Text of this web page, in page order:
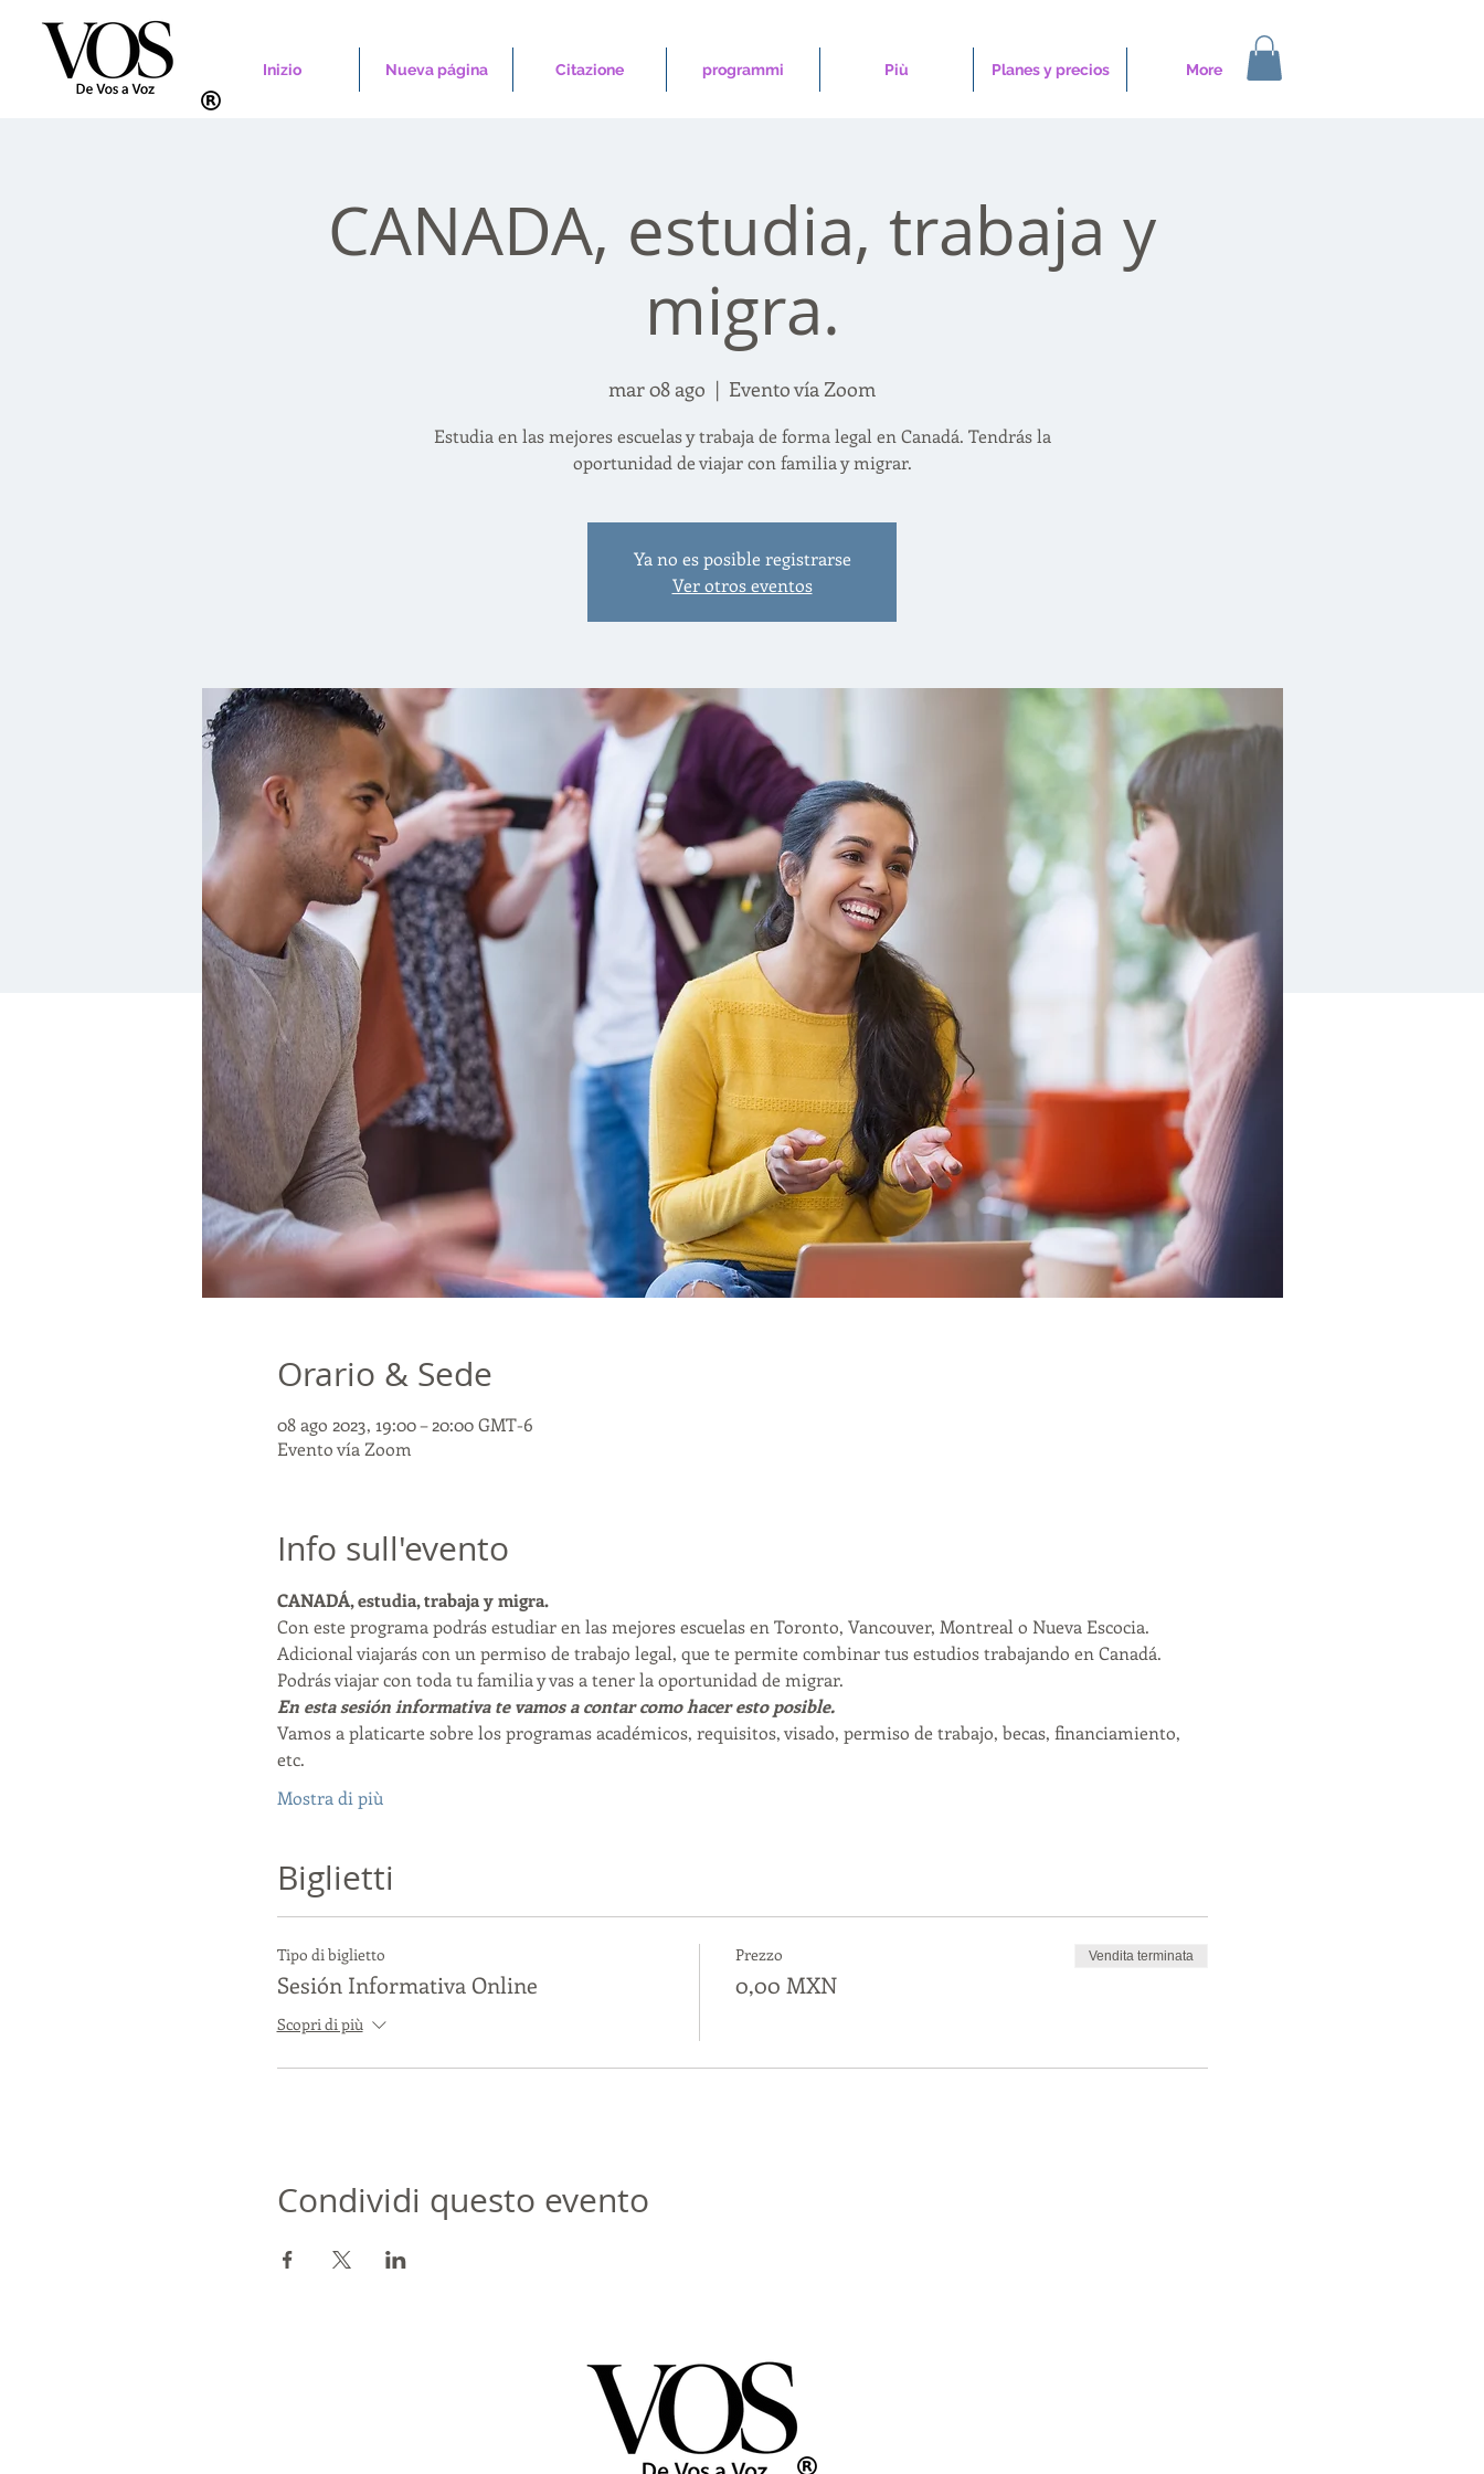
Inizio Nueva página Citazione programmi Più Planes y precios More
CANADA, estudia, trabaja y
migra.
mar 08 ago
  |
Evento vía Zoom
Estudia en las mejores escuelas y trabaja de forma legal en Canadá. Tendrás la
oportunidad de viajar con familia y migrar.
Ya no es posible registrarse
Ver otros eventos
Orario & Sede
08 ago 2023, 19:00 – 20:00 GMT-6
Evento vía Zoom
Info sull'evento
CANADÁ, estudia, trabaja y migra.
Con este programa podrás estudiar en las mejores escuelas en Toronto, Vancouver, Montreal o Nueva Escocia.
Adicional viajarás con un permiso de trabajo legal, que te permite combinar tus estudios trabajando en Canadá.
Podrás viajar con toda tu familia y vas a tener la oportunidad de migrar.
En esta sesión informativa te vamos a contar como hacer esto posible.
Vamos a platicarte sobre los programas académicos, requisitos, visado, permiso de trabajo, becas, financiamiento,
etc.
Mostra di più
Biglietti
Tipo di biglietto
Sesión Informativa Online
Scopri di più
Prezzo
0,00 MXN
Vendita terminata
Condividi questo evento